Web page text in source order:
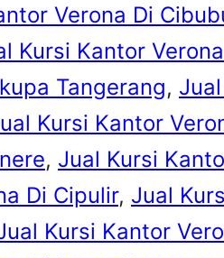
Verona Di
Kursi Kantor
Tangerang,
Kursi Kantor
, Jual Kursi
Di Cipulir, Jual
Kursi Kantor